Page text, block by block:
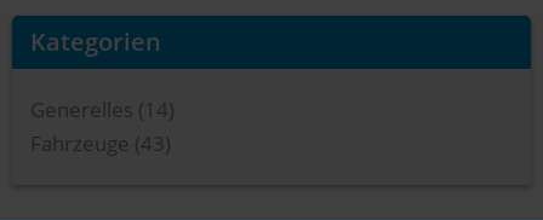
Kategorien
Generelles (14)
Fahrzeuge (43)